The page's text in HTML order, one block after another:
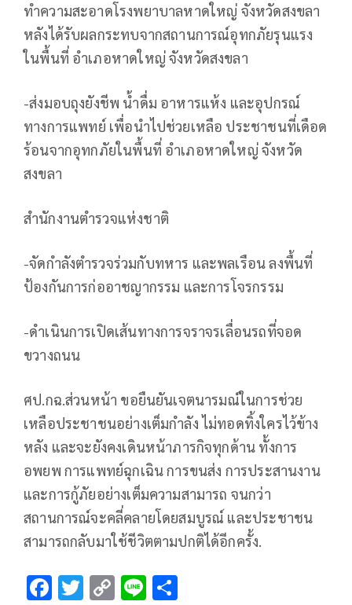
ทำความสะอาดโรงพยาบาลหาดใหญ่ จังหวัดสงขลา
หลังได้รับผลกระทบจากสถานการณ์อุทกภัยรุนแรง
ในพื้นที่ อำเภอหาดใหญ่ จังหวัดสงขลา
-ส่งมอบถุงยังชีพ น้ำดื่ม อาหารแห้ง และอุปกรณ์
ทางการแพทย์ เพื่อนำไปช่วยเหลือ ประชาชนที่เดือด
ร้อนจากอุทกภัยในพื้นที่ อำเภอหาดใหญ่ จังหวัด
สงขลา
สำนักงานตำรวจแห่งชาติ
-จัดกำลังตำรวจร่วมกับทหาร และพลเรือน ลงพื้นที่
ป้องกันการก่ออาชญากรรม และการโจรกรรม
-ดำเนินการเปิดเส้นทางการจราจรเลื่อนรถที่จอด
ขวางถนน
ศป.กฉ.ส่วนหน้า ขอยืนยันเจตนารมณ์ในการช่วย
เหลือประชาชนอย่างเต็มกำลัง ไม่ทอดทิ้งใครไว้ข้าง
หลัง และจะยังคงเดินหน้าภารกิจทุกด้าน ทั้งการ
อพยพ การแพทย์ฉุกเฉิน การขนส่ง การประสานงาน
และการกู้ภัยอย่างเต็มความสามารถ จนกว่า
สถานการณ์จะคลี่คลายโดยสมบูรณ์ และประชาชน
สามารถกลับมาใช้ชีวิตตามปกติได้อีกครั้ง.
F T C Li